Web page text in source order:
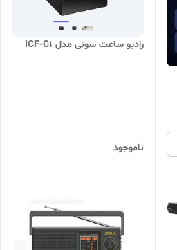
رادیو ساعت سونی مدل ICF-C1
ناموجود